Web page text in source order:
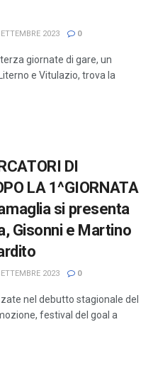
2023 0
giornate di gare, un
e Vitulazio, trova la
DI
LA 1^GIORNATA
si presenta
Gisonni e Martino
2023 0
nel debutto stagionale del
festival del goal a